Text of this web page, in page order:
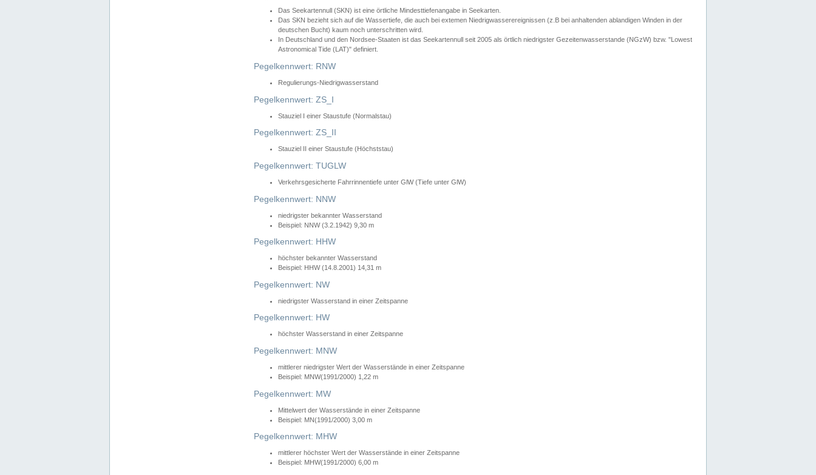
Das Seekartennull (SKN) ist eine örtliche Mindesttiefenangabe in Seekarten.
Das SKN bezieht sich auf die Wassertiefe, die auch bei extemen Niedrigwasserereignissen (z.B bei anhaltenden ablandigen Winden in der
deutschen Bucht) kaum noch unterschritten wird.
In Deutschland und den Nordsee-Staaten ist das Seekartennull seit 2005 als örtlich niedrigster Gezeitenwasserstande (NGzW) bzw. "Lowest
Astronomical Tide (LAT)" definiert.
Pegelkennwert: RNW
Regulierungs-Niedrigwasserstand
Pegelkennwert: ZS_I
Stauziel I einer Staustufe (Normalstau)
Pegelkennwert: ZS_II
Stauziel II einer Staustufe (Höchststau)
Pegelkennwert: TUGLW
Verkehrsgesicherte Fahrrinnentiefe unter GlW (Tiefe unter GlW)
Pegelkennwert: NNW
niedrigster bekannter Wasserstand
Beispiel: NNW (3.2.1942) 9,30 m
Pegelkennwert: HHW
höchster bekannter Wasserstand
Beispiel: HHW (14.8.2001) 14,31 m
Pegelkennwert: NW
niedrigster Wasserstand in einer Zeitspanne
Pegelkennwert: HW
höchster Wasserstand in einer Zeitspanne
Pegelkennwert: MNW
mittlerer niedrigster Wert der Wasserstände in einer Zeitspanne
Beispiel: MNW(1991/2000) 1,22 m
Pegelkennwert: MW
Mittelwert der Wasserstände in einer Zeitspanne
Beispiel: MN(1991/2000) 3,00 m
Pegelkennwert: MHW
mittlerer höchster Wert der Wasserstände in einer Zeitspanne
Beispiel: MHW(1991/2000) 6,00 m